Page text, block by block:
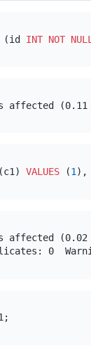
INT NOT NULL
VALUES (1 ),
affected (0.02